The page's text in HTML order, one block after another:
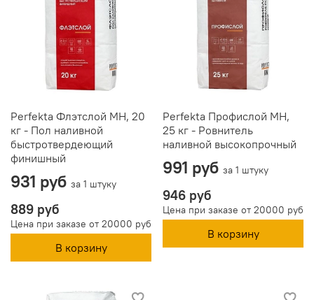
Perfekta Флэтслой МН, 20
кг - Пол наливной
быстротвердеющий
финишный
931 руб за 1 штуку
889 руб
Цена при заказе от 20000 руб
В корзину
Perfekta Профислой МН,
25 кг - Ровнитель
наливной высокопрочный
991 руб за 1 штуку
946 руб
Цена при заказе от 20000 руб
В корзину